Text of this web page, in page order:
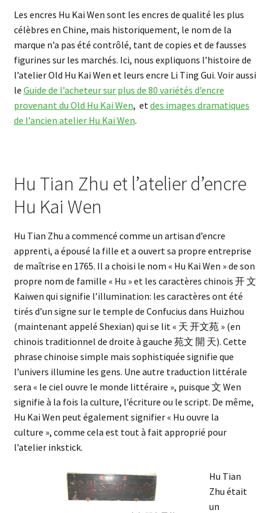
Les encres Hu Kai Wen sont les encres de qualité les plus
célèbres en Chine, mais historiquement, le nom de la
marque n’a pas été contrôlé, tant de copies et de fausses
figurines sur les marchés. Ici, nous expliquons l’histoire de
l’atelier Old Hu Kai Wen et leurs encre Li Ting Gui. Voir aussi
le Guide de l’acheteur sur plus de 80 variétés d’encre
provenant du Old Hu Kai Wen, et des images dramatiques
de l’ancien atelier Hu Kai Wen.
Hu Tian Zhu et l’atelier d’encre
Hu Kai Wen
Hu Tian Zhu a commencé comme un artisan d’encre
apprenti, a épousé la fille et a ouvert sa propre entreprise
de maîtrise en 1765. Il a choisi le nom « Hu Kai Wen » de son
propre nom de famille « Hu » et les caractères chinois 开 文
Kaiwen qui signifie l’illumination: les caractères ont été
tirés d’un signe sur le temple de Confucius dans Huizhou
(maintenant appelé Shexian) qui se lit « 天 开文苑 » (en
chinois traditionnel de droite à gauche 苑文 開 天). Cette
phrase chinoise simple mais sophistiquée signifie que
l’univers illumine les gens. Une autre traduction littérale
sera « le ciel ouvre le monde littéraire », puisque 文 Wen
signifie à la fois la culture, l’écriture ou le script. De même,
Hu Kai Wen peut également signifier « Hu ouvre la
culture », comme cela est tout à fait approprié pour
l’atelier inkstick.
Hu Tian
Zhu était
un